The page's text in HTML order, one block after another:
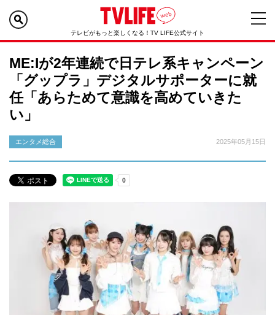
テレビがもっと楽しくなる！TV LIFE公式サイト
ME:Iが2年連続で日テレ系キャンペーン
「グップラ」デジタルサポーターに就
任「あらためて意識を高めていきた
い」
エンタメ総合 2025年05月15日